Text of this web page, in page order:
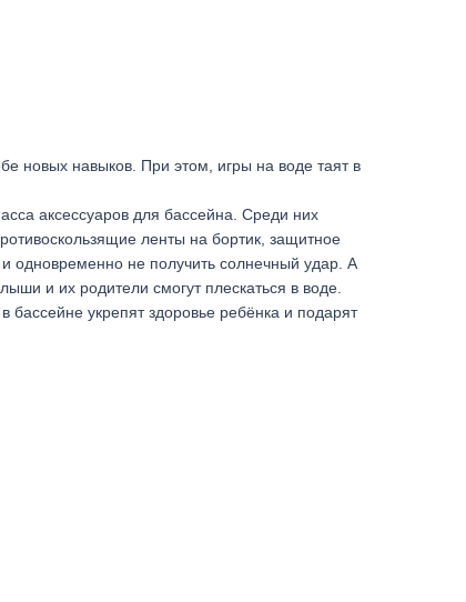
новых навыков. При этом, игры на воде таят в
аксессуаров для бассейна. Среди них
ленты на бортик, защитное
одновременно не получить солнечный удар. А
и их родители смогут плескаться в воде.
бассейне укрепят здоровье ребёнка и подарят